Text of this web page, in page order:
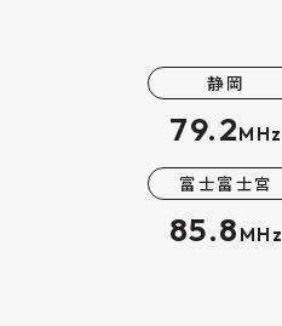
静岡
79.2MHz
富士富士宮
85.8 MHz